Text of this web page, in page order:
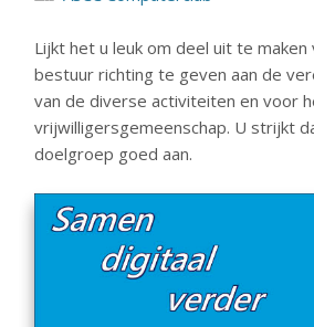
Lijkt het u leuk om deel uit te
bestuur richting te geven aan de
van de diverse activiteiten en voor
vrijwilligersgemeenschap. U strijkt
doelgroep goed aan.